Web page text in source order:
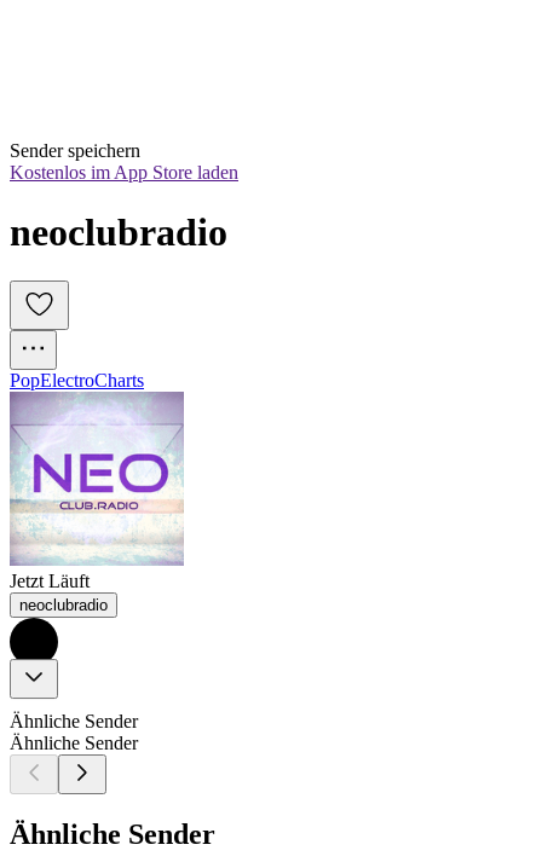
Sender speichern
Kostenlos im App Store laden
neoclubradio
PopElectroCharts
Jetzt Läuft
neoclubradio
Ähnliche Sender
Ähnliche Sender
Ähnliche Sender